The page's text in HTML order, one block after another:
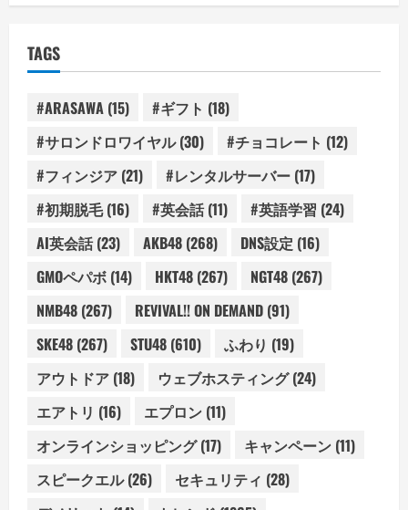
TAGS
#ARASAWA (15) #ギフト (18)
#サロンドロワイヤル(30) #チョコレート (12)
#フィンジア (21) #レンタルサーバー (17)
#初期脱毛(16) #英会話(11) #英語学習 (24)
AI英会話(23) AKB48 (268) DNS設定 (16)
GMOペパボ (14) HKT48 (267) NGT48 (267)
NMB48 (267) REVIVAL!! ON DEMAND (91)
SKE48 (267) STU48 (610) ふわり (19)
アウトドア (18) ウェブホスティング(24)
エアトリ (16) エプロン (11)
オンラインショッピング(17) キャンペーン (11)
スピークエル(26) セキュリティ (28)